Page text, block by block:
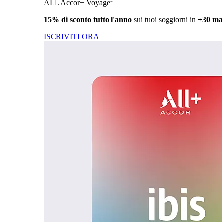
ALL Accor+ Voyager
15% di sconto tutto l'anno sui tuoi soggiorni in +30
ISCRIVITI ORA